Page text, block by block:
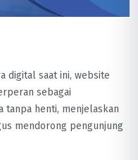
digital saat ini, website
sebagai
tanpa henti, menjelaskan
mendorong pengunjung